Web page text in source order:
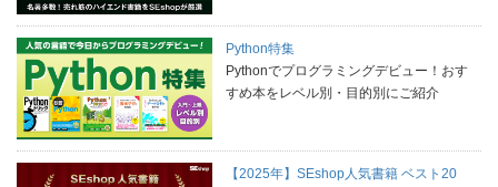
Python特集
Pythonでプログラミングデビュー！おす
すめ本をレベル別・目的別にご紹介
【2025年】SEshop人気書籍 ベスト20